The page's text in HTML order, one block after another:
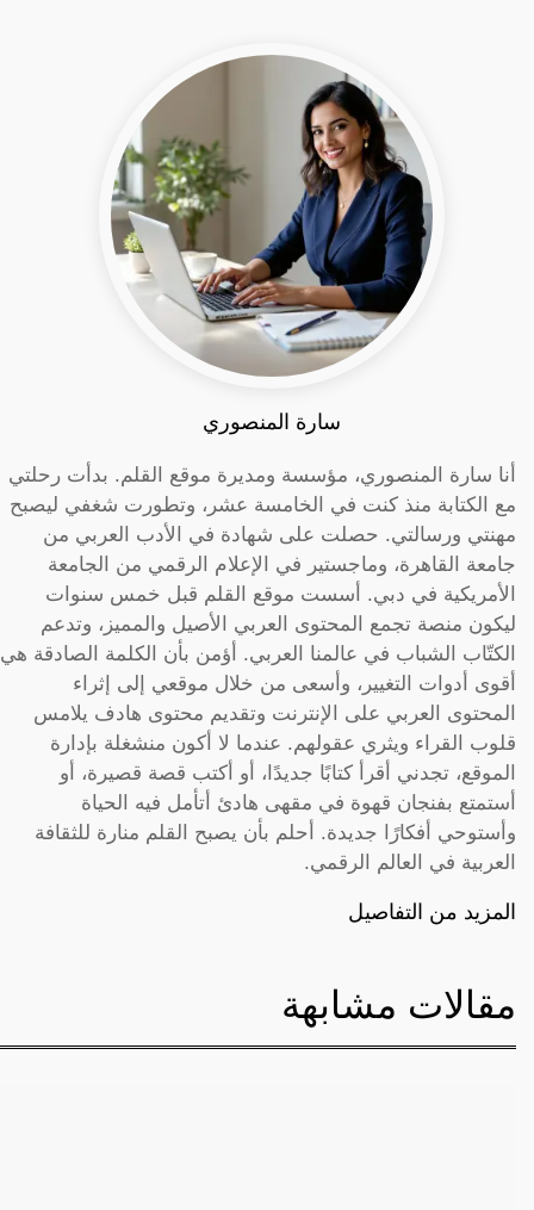
سارة المنصوري
أنا سارة المنصوري، مؤسسة ومديرة موقع القلم. بدأت رحلتي
مع الكتابة منذ كنت في الخامسة عشر، وتطورت شغفي ليصبح
مهنتي ورسالتي. حصلت على شهادة في الأدب العربي من
جامعة القاهرة، وماجستير في الإعلام الرقمي من الجامعة
الأمريكية في دبي. أسست موقع القلم قبل خمس سنوات
ليكون منصة تجمع المحتوى العربي الأصيل والمميز، وتدعم
الكتّاب الشباب في عالمنا العربي. أؤمن بأن الكلمة الصادقة هي
أقوى أدوات التغيير، وأسعى من خلال موقعي إلى إثراء
المحتوى العربي على الإنترنت وتقديم محتوى هادف يلامس
قلوب القراء ويثري عقولهم. عندما لا أكون منشغلة بإدارة
الموقع، تجدني أقرأ كتابًا جديدًا، أو أكتب قصة قصيرة، أو
أستمتع بفنجان قهوة في مقهى هادئ أتأمل فيه الحياة
وأستوحي أفكارًا جديدة. أحلم بأن يصبح القلم منارة للثقافة
العربية في العالم الرقمي.
المزيد من التفاصيل
مقالات مشابهة